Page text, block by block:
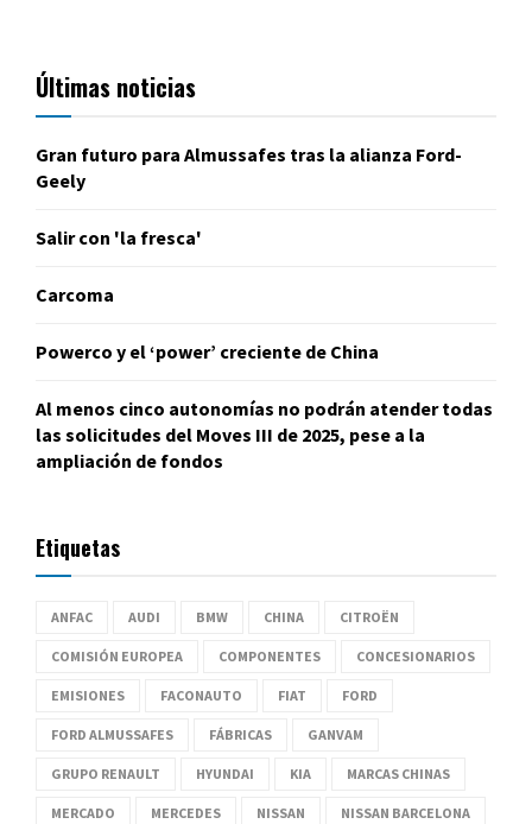
Últimas noticias
Gran futuro para Almussafes tras la alianza Ford-
Geely
Salir con 'la fresca'
Carcoma
Powerco y el ‘power’ creciente de China
Al menos cinco autonomías no podrán atender todas
las solicitudes del Moves III de 2025, pese a la
ampliación de fondos
Etiquetas
ANFAC AUDI BMW CHINA CITROËN
COMISIÓN EUROPEA COMPONENTES CONCESIONARIOS
EMISIONES FACONAUTO FIAT FORD
FORD ALMUSSAFES FÁBRICAS GANVAM
GRUPO RENAULT HYUNDAI KIA MARCAS CHINAS
MERCADO MERCEDES NISSAN NISSAN BARCELONA